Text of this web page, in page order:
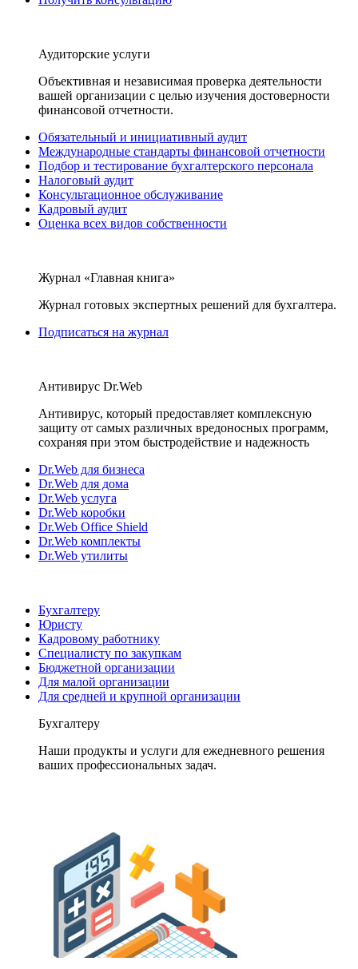
Аудиторские услуги
Объективная и независимая проверка деятельности
вашей организации с целью изучения достоверности
финансовой отчетности.
Обязательный и инициативный аудит
Международные стандарты финансовой отчетности
Подбор и тестирование бухгалтерского персонала
Налоговый аудит
Консультационное обслуживание
Кадровый аудит
Оценка всех видов собственности
Журнал «Главная книга»
Журнал готовых экспертных решений для бухгалтера.
Подписаться на журнал
Антивирус Dr.Web
Антивирус, который предоставляет комплексную
защиту от самых различных вредоносных программ,
сохраняя при этом быстродействие и надежность
Dr.Web для бизнеса
Dr.Web для дома
Dr.Web услуга
Dr.Web коробки
Dr.Web Office Shield
Dr.Web комплекты
Dr.Web утилиты
Бухгалтеру
Юристу
Кадровому работнику
Специалисту по закупкам
Бюджетной организации
Для малой организации
Для средней и крупной организации
Бухгалтеру
Наши продукты и услуги для ежедневного решения
ваших профессиональных задач.